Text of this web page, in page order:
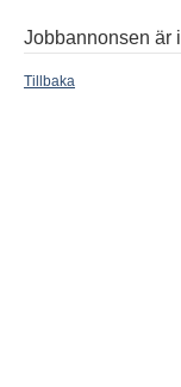
Jobbannonsen är
Tillbaka